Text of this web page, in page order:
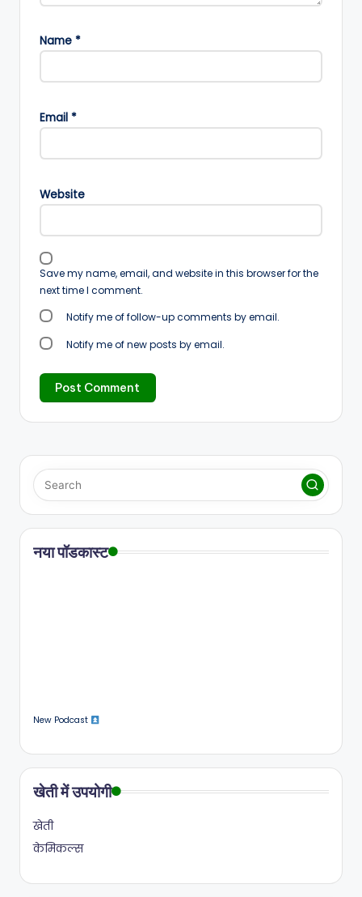
Name *
Email *
Website
Save my name, email, and website in this browser for the
next time I comment.
Notify me of follow-up comments by email.
Notify me of new posts by email.
नया पॉडकास्ट
New Podcast
खेती में उपयोगी
खेती
केमिकल्स